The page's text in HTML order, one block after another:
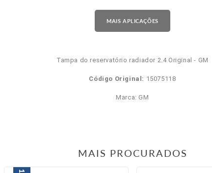
MAIS APLICAÇÕES
Tampa do reservatório radiador 2.4 Original - GM
Código Original: 15075118
Marca: GM
MAIS PROCURADOS